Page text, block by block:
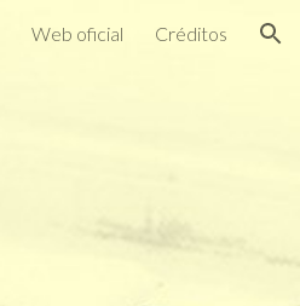
Web oficial Créditos